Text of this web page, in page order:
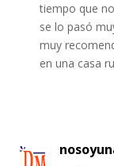
tiempo que
se lo pasó
muy
en una casa